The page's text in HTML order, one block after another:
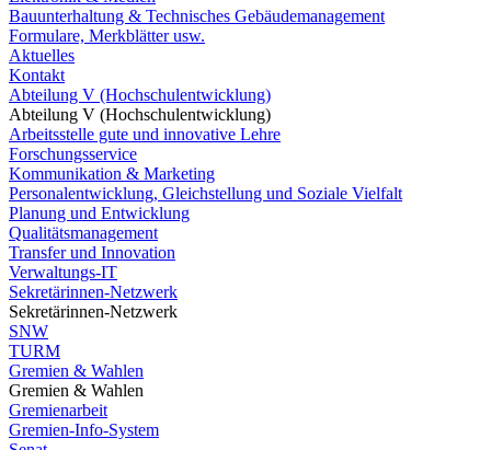
Bauunterhaltung & Technisches Gebäudemanagement
Formulare, Merkblätter usw.
Aktuelles
Kontakt
Abteilung V (Hochschulentwicklung)
Abteilung V (Hochschulentwicklung)
Arbeitsstelle gute und innovative Lehre
Forschungsservice
Kommunikation & Marketing
Personalentwicklung, Gleichstellung und Soziale Vielfalt
Planung und Entwicklung
Qualitätsmanagement
Transfer und Innovation
Verwaltungs-IT
Sekretärinnen-Netzwerk
Sekretärinnen-Netzwerk
SNW
TURM
Gremien & Wahlen
Gremien & Wahlen
Gremienarbeit
Gremien-Info-System